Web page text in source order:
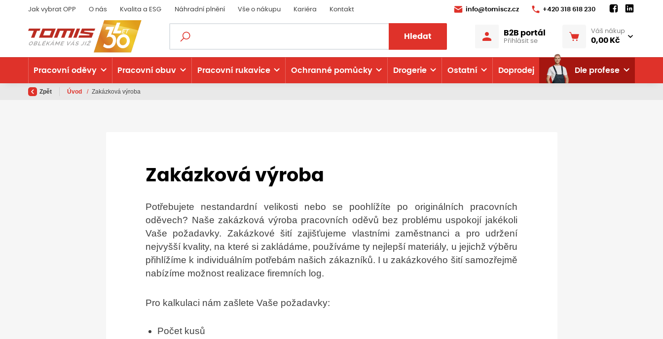
Jak vybrat OPP O nás Kvalita a ESG Náhradní plnění Vše o nákupu Kariéra Kontakt info@tomiscz.cz +420 318 618 230
Hledat B2B portál
Přihlásit se
Váš nákup
0,00 Kč
Pracovní oděvy Pracovní obuv Pracovní rukavice Ochranné pomůcky Drogerie Ostatní Doprodej Dle profese
Zpět Úvod / Zakázková výroba
Zakázková výroba
Potřebujete nestandardní velikosti nebo se poohlížíte po originálních pracovních
oděvech? Naše zakázková výroba pracovních oděvů bez problému uspokojí jakékoli
Vaše požadavky. Zakázkové šití zajišťujeme vlastními zaměstnanci a pro udržení
nejvyšší kvality, na které si zakládáme, používáme ty nejlepší materiály, u jejichž výběru
přihlížíme k individuálním potřebám našich zákazníků. I u zakázkového šití samozřejmě
nabízíme možnost realizace firemních log.
Pro kalkulaci nám zašlete Vaše požadavky:
Počet kusů